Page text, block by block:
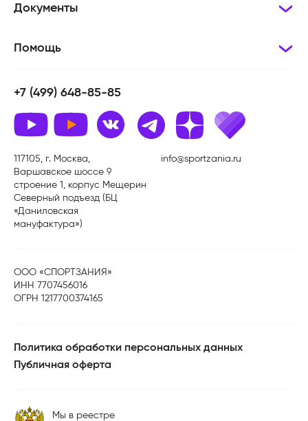
Документы
Помощь
+7 (499) 648-85-85
117105, г. Москва,
Варшавское шоссе 9
строение 1, корпус Мещерин
Северный подъезд (БЦ
«Даниловская
мануфактура»)
info@sportzania.ru
ООО «СПОРТЗАНИЯ»
ИНН 7707456016
ОГРН 1217700374165
Политика обработки персональных данных
Публичная оферта
Мы в реестре